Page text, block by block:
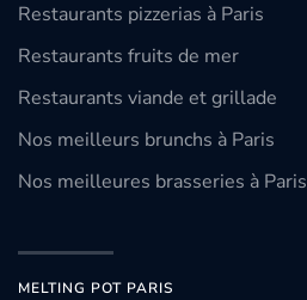
Restaurants pizzerias à Paris
Restaurants fruits de mer
Restaurants viande et grillade
Nos meilleurs brunchs à Paris
Nos meilleures brasseries à Paris
MELTING POT PARIS